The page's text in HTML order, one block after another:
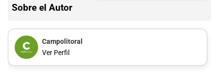
Sobre el Autor
Campolitoral
Ver Perfil